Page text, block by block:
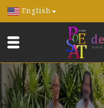
English